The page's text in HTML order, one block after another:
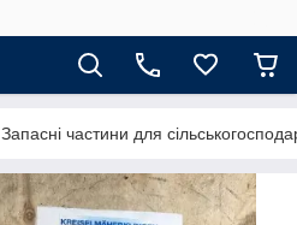
Запасні частини для